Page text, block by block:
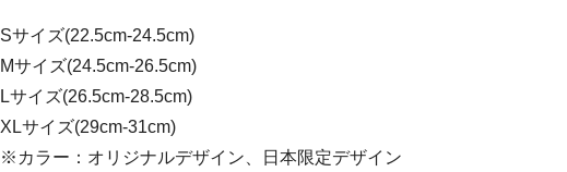
Sサイズ(22.5cm-24.5cm)
Mサイズ(24.5cm-26.5cm)
Lサイズ(26.5cm-28.5cm)
XLサイズ(29cm-31cm)
※カラー：オリジナルデザイン、日本限定デザイン